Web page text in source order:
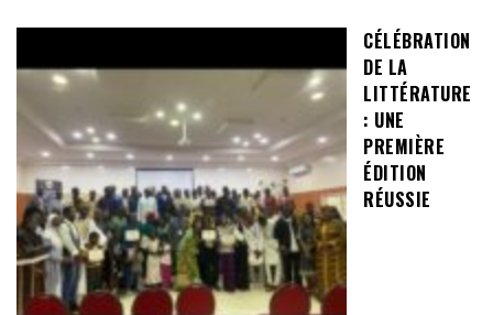
CÉLÉBRATION
DE LA
LITTÉRATURE
: UNE
PREMIÈRE
ÉDITION
RÉUSSIE